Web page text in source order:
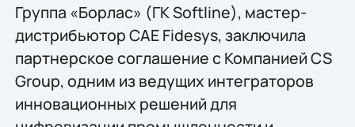
Группа «Борлас» (ГК Softline), мастер-
дистрибьютор CAE Fidesys, заключила
партнерское соглашение с Компанией CS
Group, одним из ведущих интеграторов
инновационных решений для